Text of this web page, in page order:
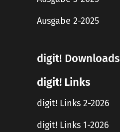
Ausgabe 2-2025
digit! Downloads
digit! Links
digit! Links 2-2026
digit! Links 1-2026